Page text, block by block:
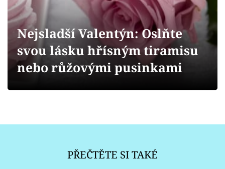
Přihlášení
Sledujte nás
Nejsladší Valentýn: Oslňte
svou lásku hřísným tiramisu
nebo růžovými pusinkami
PŘEČTĚTE SI TAKÉ